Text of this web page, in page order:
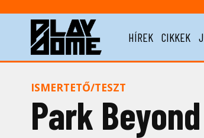
HÍREK CIKKEK
ISMERTETŐ/TESZT
Park